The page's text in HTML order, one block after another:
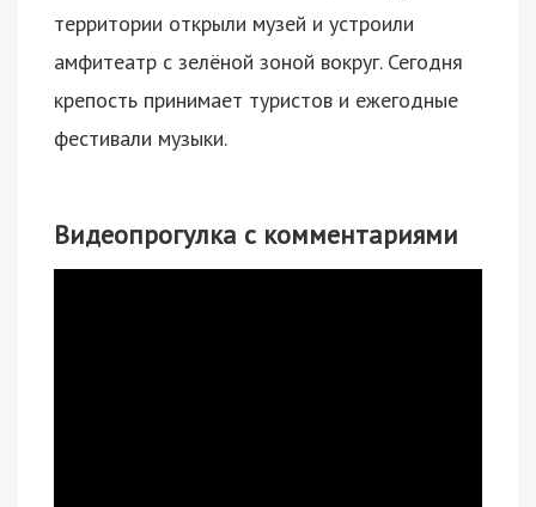
территории открыли музей и устроили
амфитеатр с зелёной зоной вокруг. Сегодня
крепость принимает туристов и ежегодные
фестивали музыки.
Видеопрогулка с комментариями